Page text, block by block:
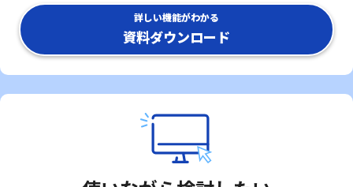
詳しい機能がわかる
資料ダウンロード